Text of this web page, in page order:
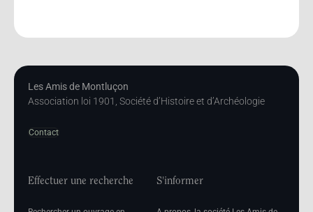
Les Amis de Montluçon
Association loi 1901, Société d’Histoire et d’Archéologie
Contact
Effectuer une recherche S'informer